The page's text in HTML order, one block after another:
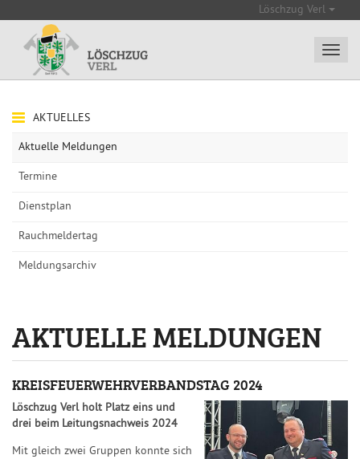
Löschzug Verl
AKTUELLES
Aktuelle Meldungen
Termine
Dienstplan
Rauchmeldertag
Meldungsarchiv
AKTUELLE MELDUNGEN
KREISFEUERWEHRVERBANDSTAG 2024
Löschzug Verl holt Platz eins und
drei beim Leitungsnachweis 2024
Mit gleich zwei Gruppen konnte sich